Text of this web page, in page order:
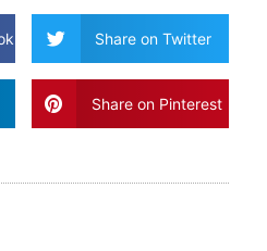
Share on Twitter
Share on Pinterest